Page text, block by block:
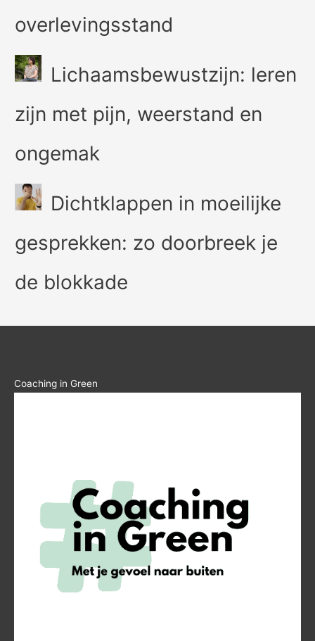
overlevingsstand
Lichaamsbewustzijn: leren
zijn met pijn, weerstand en
ongemak
Dichtklappen in moeilijke
gesprekken: zo doorbreek je
de blokkade
Coaching in Green